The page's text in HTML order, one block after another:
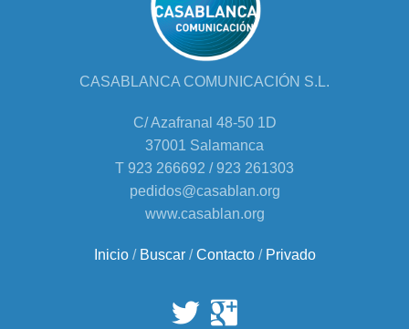
CASABLANCA COMUNICACIÓN S.L.
C/ Azafranal 48-50 1D
37001 Salamanca
T 923 266692 / 923 261303
pedidos@casablan.org
www.casablan.org
Inicio/ Buscar/Contacto/ Privado